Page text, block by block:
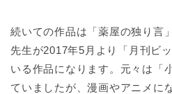
続いての作品は「薬屋の独り言
先生が2017年5月より「月刊ビ
いる作品になります。元々は「
ていましたが、漫画やアニメに